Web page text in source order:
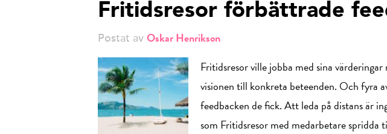
Fritidsresor förbättrade
Postat av Oskar Henrikson
Fritidsresor ville jobba med sina
visionen till konkreta beteenden. Och fyra
feedbacken de fick. Att leda på distans är
som Fritidsresor med medarbetare spridda